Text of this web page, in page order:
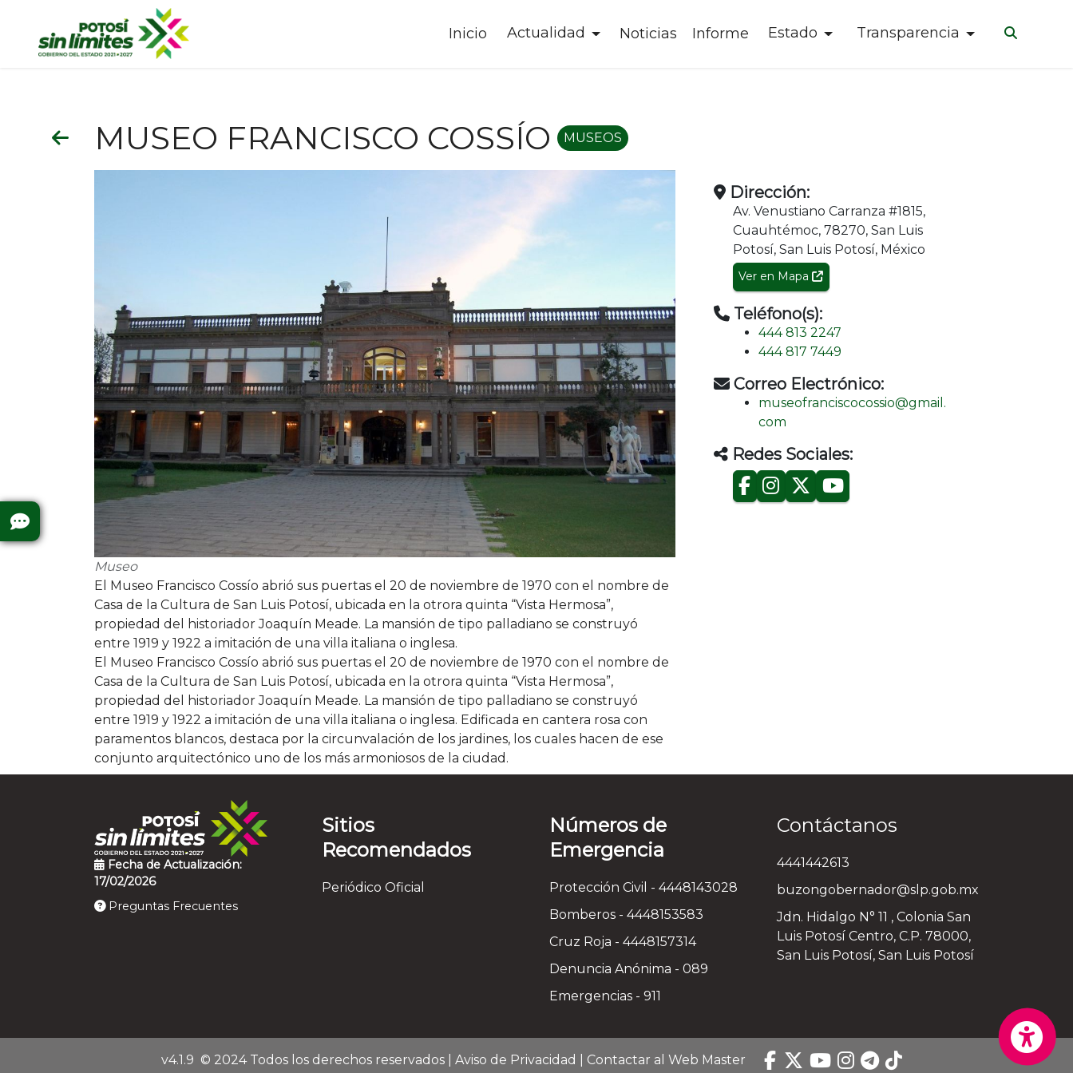
Inicio Actualidad Noticias Informe Estado Transparencia
MUSEO FRANCISCO COSSÍO MUSEOS
Museo
El Museo Francisco Cossío abrió sus puertas el 20 de noviembre de 1970 con el nombre de
Casa de la Cultura de San Luis Potosí, ubicada en la otrora quinta “Vista Hermosa”,
propiedad del historiador Joaquín Meade. La mansión de tipo palladiano se construyó
entre 1919 y 1922 a imitación de una villa italiana o inglesa.
El Museo Francisco Cossío abrió sus puertas el 20 de noviembre de 1970 con el nombre de
Casa de la Cultura de San Luis Potosí, ubicada en la otrora quinta “Vista Hermosa”,
propiedad del historiador Joaquín Meade. La mansión de tipo palladiano se construyó
entre 1919 y 1922 a imitación de una villa italiana o inglesa. Edificada en cantera rosa con
paramentos blancos, destaca por la circunvalación de los jardines, los cuales hacen de ese
conjunto arquitectónico uno de los más armoniosos de la ciudad.
Dirección:
Av. Venustiano Carranza #1815,
Cuauhtémoc, 78270, San Luis
Potosí, San Luis Potosí, México
Ver en Mapa
Teléfono(s):
444 813 2247
444 817 7449
Correo Electrónico:
museofranciscocossio@gmail.
com
Redes Sociales:
Fecha de Actualización:
17/02/2026
Preguntas Frecuentes
Sitios
Recomendados
Periódico Oficial
Números de
Emergencia
Protección Civil - 4448143028
Bomberos - 4448153583
Cruz Roja - 4448157314
Denuncia Anónima - 089
Emergencias - 911
Contáctanos
4441442613
buzongobernador@slp.gob.mx
Jdn. Hidalgo N° 11 , Colonia San
Luis Potosí Centro, C.P. 78000,
San Luis Potosí, San Luis Potosí
v4.1.9 © 2024 Todos los derechos reservados | Aviso de Privacidad Contactar al Web Master